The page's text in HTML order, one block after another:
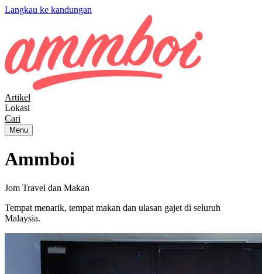
Langkau ke kandungan
Artikel
Lokasi
Cari
Menu
Ammboi
Jom Travel dan Makan
Tempat menarik, tempat makan dan ulasan gajet di seluruh
Malaysia.